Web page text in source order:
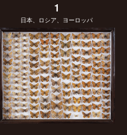
1
日本、ロシア、ヨーロッパ